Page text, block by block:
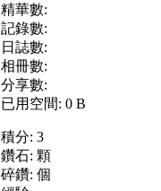
精華數:
記錄數:
日誌數:
相冊數:
分享數:
已用空間: 0 B
積分: 3
鑽石: 顆
碎鑽: 個